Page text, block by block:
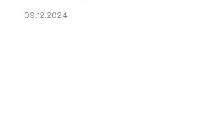
09.12.2024